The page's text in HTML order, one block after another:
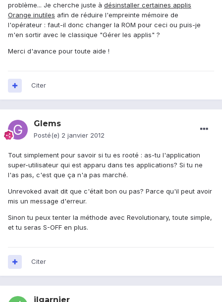
problème... Je cherche juste à désinstaller certaines applis
Orange inutiles afin de réduire l'empreinte mémoire de
l'opérateur : faut-il donc changer la ROM pour ceci ou puis-je
m'en sortir avec le classique "Gérer les applis" ?
Merci d'avance pour toute aide !
Citer
Glems
Posté(e) 2 janvier 2012
Tout simplement pour savoir si tu es rooté : as-tu l'application
super-utilisateur qui est apparu dans tes applications? Si tu ne
l'as pas, c'est que ça n'a pas marché.
Unrevoked avait dit que c'était bon ou pas? Parce qu'il peut avoir
mis un message d'erreur.
Sinon tu peux tenter la méthode avec Revolutionary, toute simple,
et tu seras S-OFF en plus.
Citer
jlgarnier